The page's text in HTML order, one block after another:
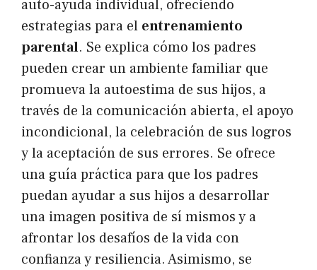
auto-ayuda individual, ofreciendo
estrategias para el entrenamiento
parental. Se explica cómo los padres
pueden crear un ambiente familiar que
promueva la autoestima de sus hijos, a
través de la comunicación abierta, el apoyo
incondicional, la celebración de sus logros
y la aceptación de sus errores. Se ofrece
una guía práctica para que los padres
puedan ayudar a sus hijos a desarrollar
una imagen positiva de sí mismos y a
afrontar los desafíos de la vida con
confianza y resiliencia. Asimismo, se